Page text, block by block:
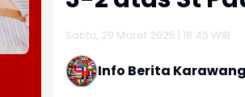
Sabtu, 29 Maret 2025 | 18:46 WIB
Info Berita Karawang